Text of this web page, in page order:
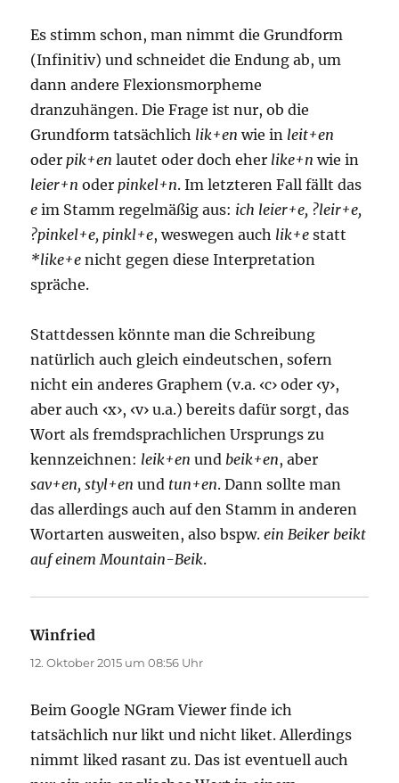
Es stimm schon, man nimmt die Grundform
(Infinitiv) und schneidet die Endung ab, um
dann andere Flexionsmorpheme
dranzuhängen. Die Frage ist nur, ob die
Grundform tatsächlich lik+en wie in leit+en
oderpik+en lautet oder doch eher like+n wie in
leier+n oderpinkel+n. Im letzteren Fall fällt das
e im Stamm regelmäßig aus: ich leier+e, ?leir+e,
?pinkel+e, pinkl+e, weswegen auch lik+e statt
*like+e nicht gegen diese Interpretation
spräche.
Stattdessen könnte man die Schreibung
natürlich auch gleich eindeutschen, sofern
nicht ein anderes Graphem (v.a. ‹c› oder ‹y›,
aber auch ‹x›, ‹v› u.a.) bereits dafür sorgt, das
Wort als fremdsprachlichen Ursprungs zu
kennzeichnen: leik+en und beik+en, aber
sav+en, styl+en und tun+en. Dann sollte man
das allerdings auch auf den Stamm in anderen
Wortarten ausweiten, also bspw.ein Beiker beikt
auf einem Mountain-Beik.
Winfried
12. Oktober 2015 um 08:56 Uhr
Beim Google NGram Viewer finde ich
tatsächlich nur likt und nicht liket. Allerdings
nimmt liked rasant zu. Das ist eventuell auch